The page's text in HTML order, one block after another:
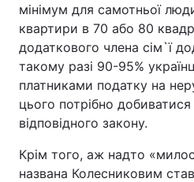
мінімум для самотньої
квартири в 70 або 80
додаткового члена сім`ї
такому разі 90-95%
платниками податку на
цього потрібно добиватися
відповідного закону.
Крім того, аж надто
названа Колесниковим